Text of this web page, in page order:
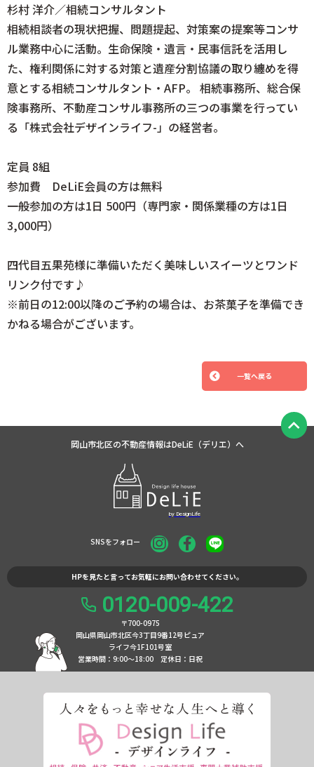
杉村 洋介／相続コンサルタント
相続相談者の現状把握、問題提起、対策案の提案等コンサ
ル業務中心に活動。生命保険・遺言・民事信託を活用し
た、権利関係に対する対策と遺産分割協議の取り纏めを得
意とする相続コンサルタント・AFP。 相続事務所、総合保
険事務所、不動産コンサル事務所の三つの事業を行ってい
る「株式会社デザインライフ-」の経営者。
定員 8組
参加費 DeLiE会員の方は無料
一般参加の方は1日 500円（専門家・関係業種の方は1日
3,000円）
四代目五果苑様に準備いただく美味しいスイーツとワンド
リンク付です♪
※前日の12:00以降のご予約の場合は、お茶菓子を準備でき
かねる場合がございます。
一覧へ戻る
岡山市北区の不動産情報はDeLiE（デリエ）へ
SNSをフォロー
HPを見たと言ってお気軽にお問い合わせてください。
0120-009-422
〒700-0975
岡山県岡山市北区今3丁目9番12号ピュア
ライフ今1F101号室
営業時間：9:00〜18:00
定休日：日祝